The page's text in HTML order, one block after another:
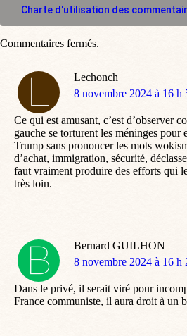
Charte d'utilisation des
Lechonch
dit
8 novembre 2024 à 16 h
Ce qui est amusant, c’est d’observer
gauche se torturent les méninges
Trump sans prononcer les mots
d’achat, immigration, sécurité,
faut vraiment produire des efforts qui
très loin.
Bernard GUILHON
dit
8 novembre 2024 à 16 h
Dans le privé, il serait viré pour
France communiste, il aura droit à un
Commentaires fermés.